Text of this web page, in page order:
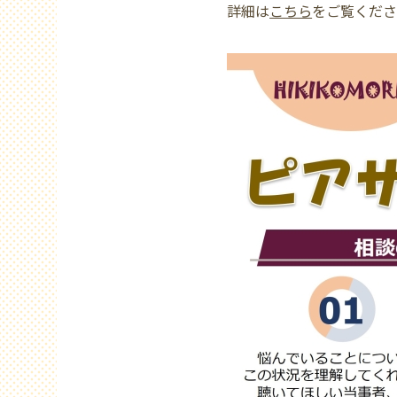
詳細はこちらをご覧くだ